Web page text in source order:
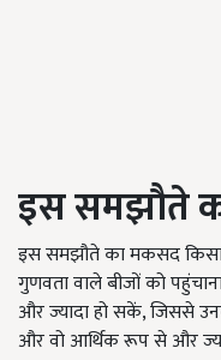
इस समझौते
इस समझौते का मकसद
गुणवता वाले बीजों को
और ज्यादा हो सकें, जिससे
और वो आर्थिक रूप से और